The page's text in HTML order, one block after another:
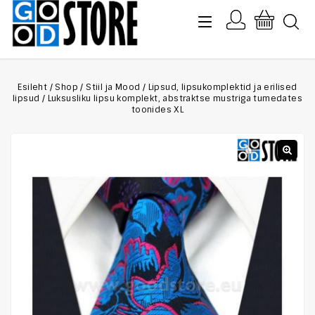
Esileht / Shop / Stiil ja Mood / Lipsud, lipsukomplektid ja erilised
lipsud / Luksusliku lipsu komplekt, abstraktse mustriga tumedates
toonides XL